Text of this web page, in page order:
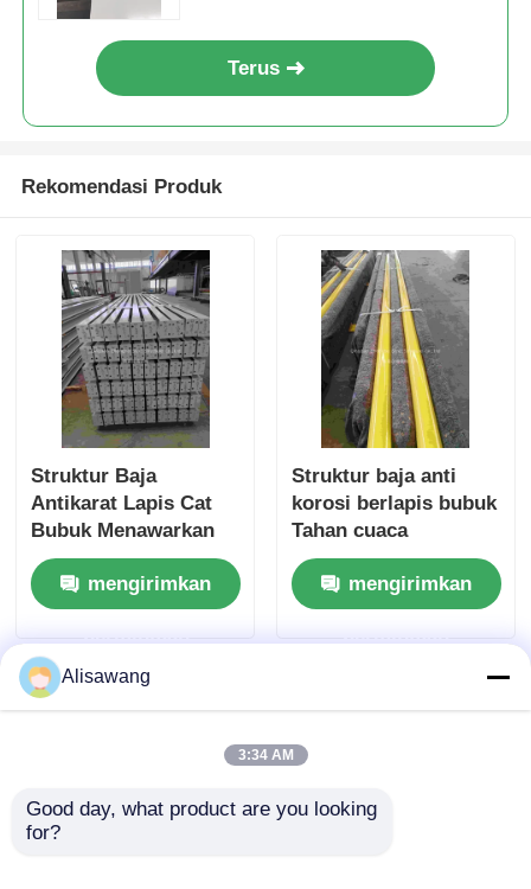
Terus
Rekomendasi Produk
Struktur Baja
Antikarat Lapis Cat
Bubuk Menawarkan
Keunggulan
mengirimkan
permintaan
Struktur baja anti
korosi berlapis bubuk
Tahan cuaca
mengirimkan
permintaan
Alisawang
3:34 AM
Good day, what product are you looking
for?